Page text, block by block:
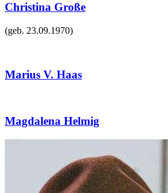
Christina Große
(geb. 23.09.1970)
Marius V. Haas
Magdalena Helmig